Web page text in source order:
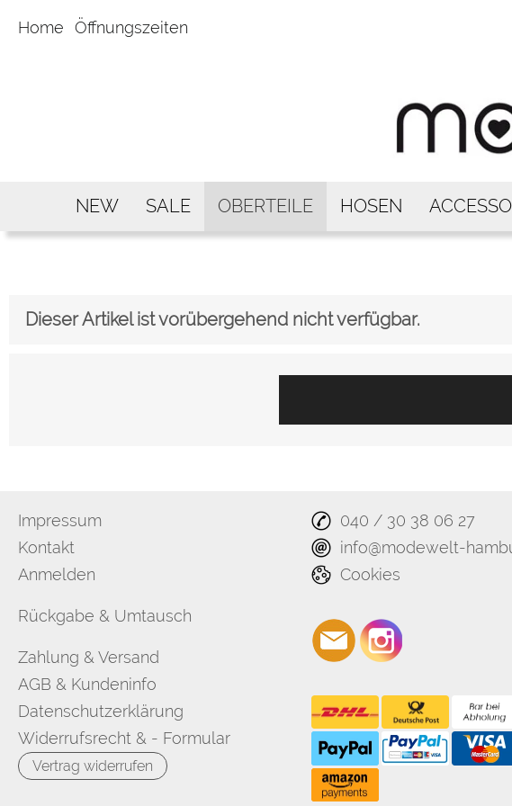
Home Öffnungszeiten
NEW SALE OBERTEILE HOSEN
Dieser Artikel ist vorübergehend nicht verfügbar.
Impressum
Kontakt
Anmelden
Rückgabe & Umtausch
Zahlung & Versand
AGB & Kundeninfo
Datenschutzerklärung
Widerrufsrecht & - Formular
Vertrag widerrufen
040 / 30 38 06 27
info@modewelt-
Cookies